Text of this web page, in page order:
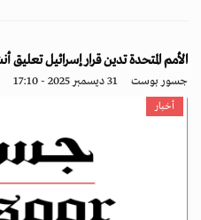
الأمم المتحدة تدين قرار إسرائيل
جسور بوست 31 ديسمبر 2025 - 17:10
أخبار